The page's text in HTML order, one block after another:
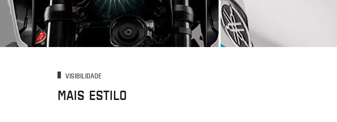
VISIBILIDADE
MAIS ESTILO